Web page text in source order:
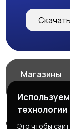
Магазины
© 2026 ExZz.ru -
технологии
Это чтобы